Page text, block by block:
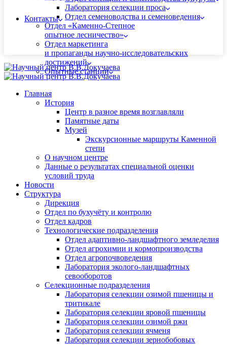
Лаборатория селекции проса
Отдел семеноводства и семеноведения
Отдел «Каменно-Степное
опытное лесничество»
Отдел маркетинга
и пропаганды научно-исследовательских
достижений
Опытные станции
Контакты
Главная
История
Центр в разное время возглавляли
Памятные даты
Музей
Экскурсионные маршруты Каменной
степи
О научном центре
Данные о результатах специальной оценки
условий труда
Новости
Структура
Дирекция
Отдел по бухучёту и контролю
Отдел кадров
Технологические подразделения
Отдел адаптивно-ландшафтного земледелия
Отдел агрохимии и кормопроизводства
Отдел агропочвоведения
Лаборатория эколого-ландшафтных
севооборотов
Селекционные подразделения
Лаборатория селекции озимой пшеницы и
тритикале
Лаборатория селекции яровой пшеницы
Лаборатория селекции озимой ржи
Лаборатория селекции ячменя
Лаборатория селекции зернобобовых